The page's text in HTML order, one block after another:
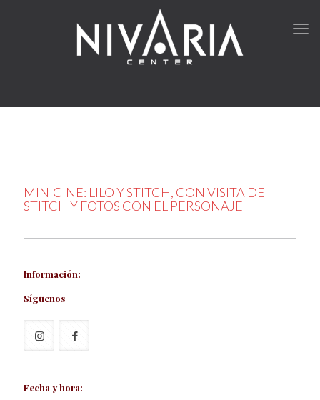
MINICINE: LILO Y STITCH, CON VISITA DE
STITCH Y FOTOS CON EL PERSONAJE
Información:
Síguenos
Fecha y hora: